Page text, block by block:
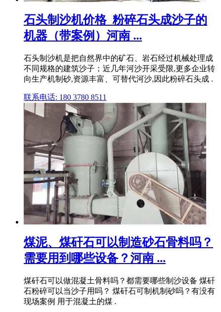
石头制沙机价格_粉碎石头成沙子的
机器（带案例）河南 ...
石头制沙机是把自然界中的矿石、岩石经过机械处理成
不同规格的建筑沙子；近几年河沙开采受限,更多企业转
向生产机制砂,资源丰富、可替代河沙,因此粉碎石头成 .
联系电话: 180 3780 8511
煤泥、煤矸石可以制造砂石骨料吗？
需要用到哪些设备？河南 ...
煤矸石可以做混凝土骨料吗？都需要哪些制沙设备 煤矸
石粉碎可以当沙子用吗？ 煤矸石可制机制砂吗？有没有
现场案例 用于混凝土的煤 .